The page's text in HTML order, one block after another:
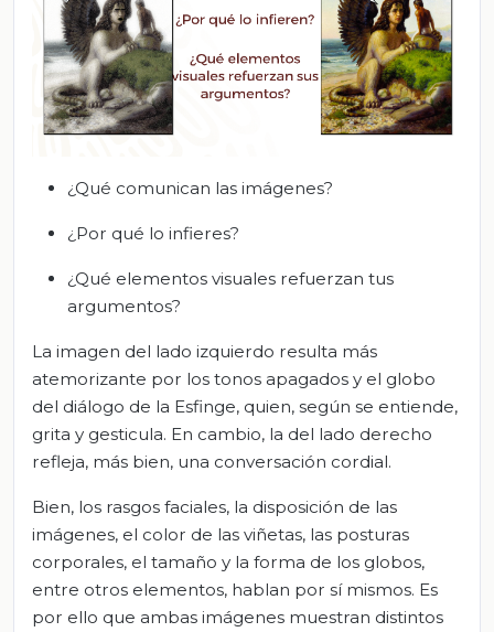
¿Qué comunican las imágenes?
¿Por qué lo infieres?
¿Qué elementos visuales refuerzan tus
argumentos?
La imagen del lado izquierdo resulta más
atemorizante por los tonos apagados y el globo
del diálogo de la Esfinge, quien, según se entiende,
grita y gesticula. En cambio, la del lado derecho
refleja, más bien, una conversación cordial.
Bien, los rasgos faciales, la disposición de las
imágenes, el color de las viñetas, las posturas
corporales, el tamaño y la forma de los globos,
entre otros elementos, hablan por sí mismos. Es
por ello que ambas imágenes muestran distintos